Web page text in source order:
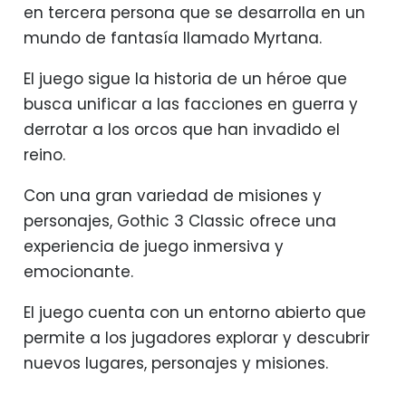
en tercera persona que se desarrolla en un
mundo de fantasía llamado Myrtana.
El juego sigue la historia de un héroe que
busca unificar a las facciones en guerra y
derrotar a los orcos que han invadido el
reino.
Con una gran variedad de misiones y
personajes, Gothic 3 Classic ofrece una
experiencia de juego inmersiva y
emocionante.
El juego cuenta con un entorno abierto que
permite a los jugadores explorar y descubrir
nuevos lugares, personajes y misiones.